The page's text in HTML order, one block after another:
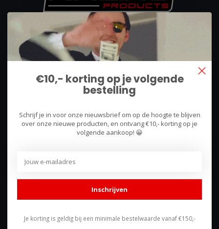
We use what we sell, that's the difference!
Hullerpad 13Q
Lunteren, Nederland
085 744 4602
shop@racing-products.com
Reviews
€10,- korting op je volgende
bestelling
Schrijf je in voor onze nieuwsbrief om op de hoogte te blijven
over onze nieuwe producten, en ontvang €10,- korting op je
volgende aankoop! 😀
Inschrijven
Je korting is geldig bij een minimale bestelwaarde vanaf €150,-